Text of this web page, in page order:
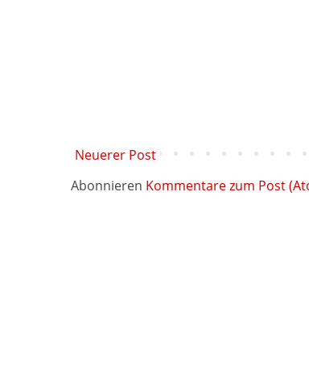
Neuerer Post
Abonnieren Kommentare zum Post